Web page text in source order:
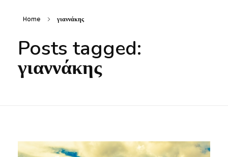
Home γιαννάκης
Posts tagged:
γιαννάκης